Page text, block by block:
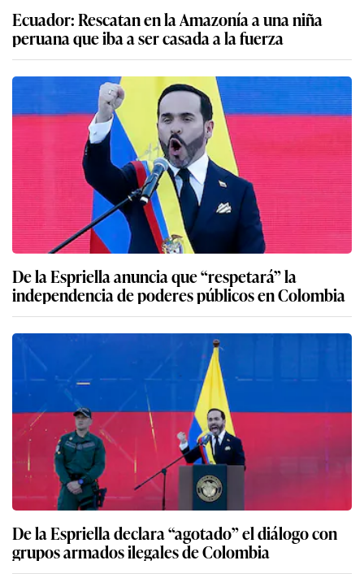
Ecuador: Rescatan en la Amazonía a una niña
peruana que iba a ser casada a la fuerza
De la Espriella anuncia que “respetará” la
independencia de poderes públicos en Colombia
De la Espriella declara “agotado” el diálogo con
grupos armados ilegales de Colombia